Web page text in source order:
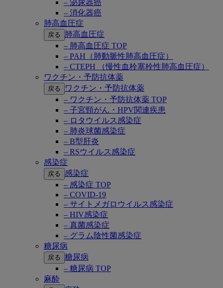
– 泌尿器癌
– 消化器癌
肺高血圧症
戻る
肺高血圧症
– 肺高血圧症 TOP
– PAH（肺動脈性肺高血圧症）
– CTEPH （慢性血栓塞栓性肺高血圧症）
ワクチン・予防抗体薬
戻る
ワクチン・予防抗体薬
– ワクチン・予防抗体薬 TOP
– 子宮頸がん・HPV関連疾患
– ロタウイルス感染症
– 肺炎球菌感染症
– B型肝炎
– RSウイルス感染症
感染症
戻る
感染症
– 感染症 TOP
– COVID-19
– サイトメガロウイルス感染症
– HIV感染症
– 真菌感染症
– グラム陰性菌感染症
糖尿病
戻る 糖尿病
– 糖尿病 TOP
麻酔